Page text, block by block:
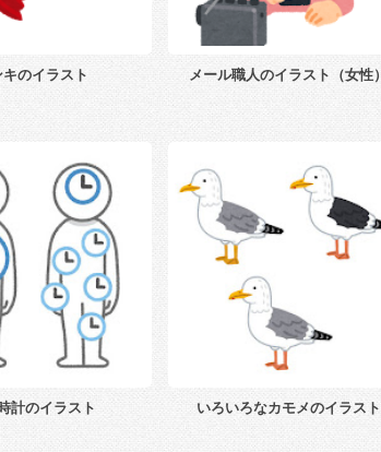
のイラスト メール職人のイラスト（女性）
計のイラスト いろいろなカモメのイラスト